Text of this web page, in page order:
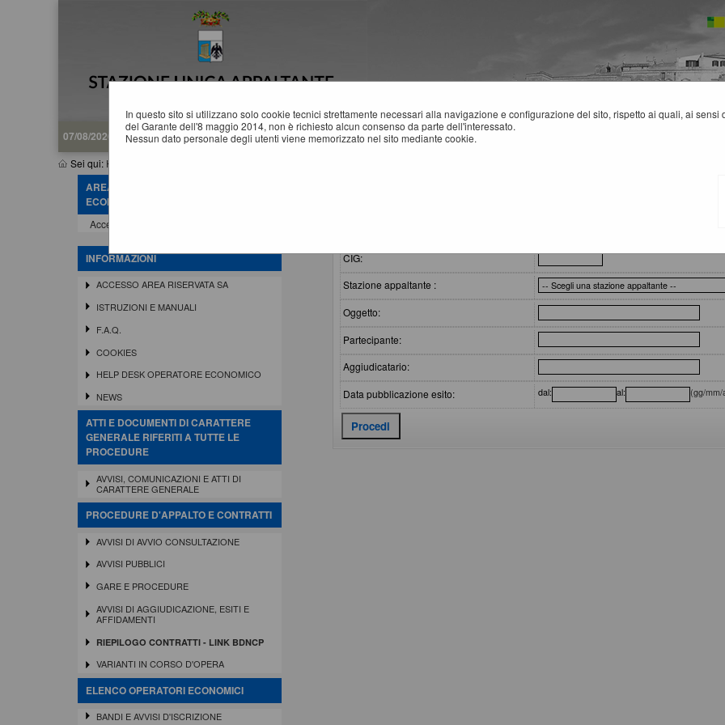
07/08/2026 18:15
Sei qui: Home
In questo sito si utilizzano solo cookie tecnici strettamente necessari alla navigazione e configurazione del sito, rispetto ai quali, ai
del Garante dell'8 maggio 2014, non è richiesto alcun consenso da parte dell'interessato.
Nessun dato personale degli utenti viene memorizzato nel sito mediante cookie.
AREA RISERVATA OPERATORE
ECONOMICO
Accedi - Registrati
INFORMAZIONI
ACCESSO AREA RISERVATA SA
ISTRUZIONI E MANUALI
F.A.Q.
COOKIES
HELP DESK OPERATORE ECONOMICO
NEWS
ATTI E DOCUMENTI DI CARATTERE
GENERALE RIFERITI A TUTTE LE
PROCEDURE
AVVISI, COMUNICAZIONI E ATTI DI
CARATTERE GENERALE
PROCEDURE D'APPALTO E CONTRATTI
AVVISI DI AVVIO CONSULTAZIONE
AVVISI PUBBLICI
GARE E PROCEDURE
AVVISI DI AGGIUDICAZIONE, ESITI E
AFFIDAMENTI
RIEPILOGO CONTRATTI - LINK BDNCP
VARIANTI IN CORSO D'OPERA
ELENCO OPERATORI ECONOMICI
BANDI E AVVISI D'ISCRIZIONE
CIG:
Stazione appaltante :
Oggetto:
Partecipante:
Aggiudicatario:
Data pubblicazione esito:
dal: al: (gg/mm/